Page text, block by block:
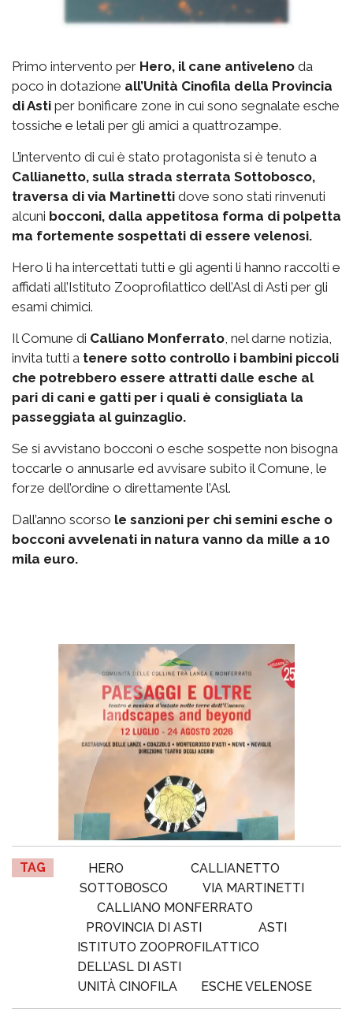
Primo intervento per Hero, il cane antiveleno da
poco in dotazione all’Unità Cinofila della Provincia
di Asti per bonificare zone in cui sono segnalate esche
tossiche e letali per gli amici a quattrozampe.
L’intervento di cui è stato protagonista si è tenuto a
Callianetto, sulla strada sterrata Sottobosco,
traversa di via Martinetti dove sono stati rinvenuti
alcuni bocconi, dalla appetitosa forma di polpetta
ma fortemente sospettati di essere velenosi.
Hero li ha intercettati tutti e gli agenti li hanno raccolti e
affidati all’Istituto Zooprofilattico dell’Asl di Asti per gli
esami chimici.
Il Comune di Calliano Monferrato , nel darne notizia,
invita tutti a tenere sotto controllo i bambini piccoli
che potrebbero essere attratti dalle esche al
pari di cani e gatti per i quali è consigliata la
passeggiata al guinzaglio.
Se si avvistano bocconi o esche sospette non bisogna
toccarle o annusarle ed avvisare subito il Comune, le
forze dell’ordine o direttamente l’Asl.
Dall’anno scorso le sanzioni per chi semini esche o
bocconi avvelenati in natura vanno da mille a 10
mila euro.
TAG HERO
CALLIANETTO
SOTTOBOSCO
VIA MARTINETTI
CALLIANO MONFERRATO
PROVINCIA DI ASTI
ASTI
ISTITUTO ZOOPROFILATTICO
DELL’ASL DI ASTI
UNITÀ CINOFILA
ESCHE VELENOSE